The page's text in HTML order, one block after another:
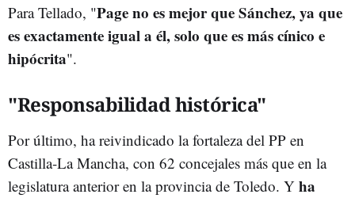
Para Tellado, "Page no es mejor que Sánchez, ya que
es exactamente igual a él, solo que es más cínico e
hipócrita".
"Responsabilidad histórica"
Por último, ha reivindicado la fortaleza del PP en
Castilla-La Mancha, con 62 concejales más que en la
legislatura anterior en la provincia de Toledo. Y ha